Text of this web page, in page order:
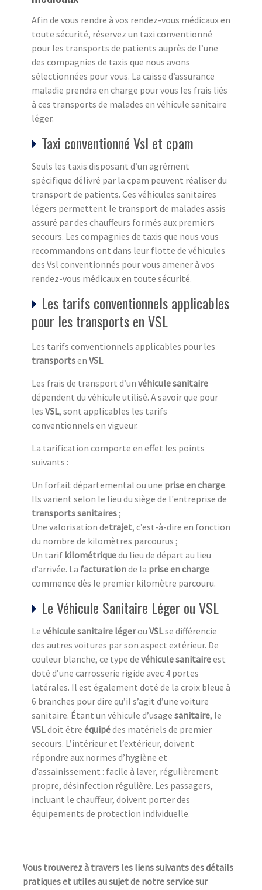
Afin de vous rendre à vos rendez-vous médicaux en
toute sécurité, réservez un taxi conventionné
pour les transports de patients auprès de l’une
des compagnies de taxis que nous avons
sélectionnées pour vous. La caisse d’assurance
maladie prendra en charge pour vous les frais liés
à ces transports de malades en véhicule sanitaire
léger.
Taxi conventionné Vsl et cpam
Seuls les taxis disposant d’un agrément
spécifique délivré par la cpam peuvent réaliser du
transport de patients. Ces véhicules sanitaires
légers permettent le transport de malades assis
assuré par des chauffeurs formés aux premiers
secours. Les compagnies de taxis que nous vous
recommandons ont dans leur flotte de véhicules
des Vsl conventionnés pour vous amener à vos
rendez-vous médicaux en toute sécurité.
Les tarifs conventionnels applicables
pour les transports en VSL
Les tarifs conventionnels applicables pour les
transportsen VSL
Les frais de transport d’un véhicule sanitaire
dépendent du véhicule utilisé. A savoir que pour
les VSL, sont applicables les tarifs
conventionnels en vigueur.
La tarification comporte en effet les points
suivants :
Un forfait départemental ou une prise en charge.
Ils varient selon le lieu du siège de l'entreprise de
transports sanitaires;
Une valorisation detrajet, c’est-à-dire en fonction
du nombre de kilomètres parcourus ;
Un tarif kilométriquedu lieu de départ au lieu
d’arrivée. La facturationde la prise en charge
commence dès le premier kilomètre parcouru.
Le Véhicule Sanitaire Léger ou VSL
Le véhicule sanitaire légerou VSLse différencie
des autres voitures par son aspect extérieur. De
couleur blanche, ce type de véhicule sanitaireest
doté d’une carrosserie rigide avec 4 portes
latérales. Il est également doté de la croix bleue à
6 branches pour dire qu’il s’agit d’une voiture
sanitaire. Étant un véhicule d’usage sanitaire, le
VSLdoit être équipédes matériels de premier
secours. L’intérieur et l’extérieur, doivent
répondre aux normes d’hygiène et
d’assainissement : facile à laver, régulièrement
propre, désinfection régulière. Les passagers,
incluant le chauffeur, doivent porter des
équipements de protection individuelle.
Vous trouverez à travers les liens suivants des détails
pratiques et utiles au sujet de notre service sur